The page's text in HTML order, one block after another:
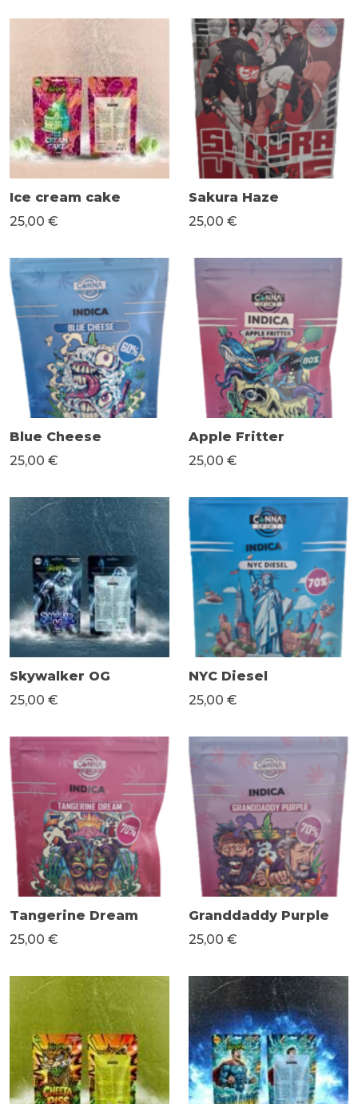
Ice cream cake
25,00 €
Sakura Haze
25,00 €
Blue Cheese
25,00 €
Apple Fritter
25,00 €
Skywalker OG
25,00 €
NYC Diesel
25,00 €
Tangerine Dream
25,00 €
Granddaddy Purple
25,00 €